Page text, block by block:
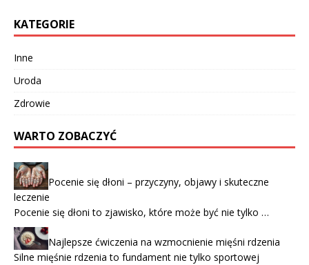
KATEGORIE
Inne
Uroda
Zdrowie
WARTO ZOBACZYĆ
Pocenie się dłoni – przyczyny, objawy i skuteczne
leczenie
Pocenie się dłoni to zjawisko, które może być nie tylko …
Najlepsze ćwiczenia na wzmocnienie mięśni rdzenia
Silne mięśnie rdzenia to fundament nie tylko sportowej